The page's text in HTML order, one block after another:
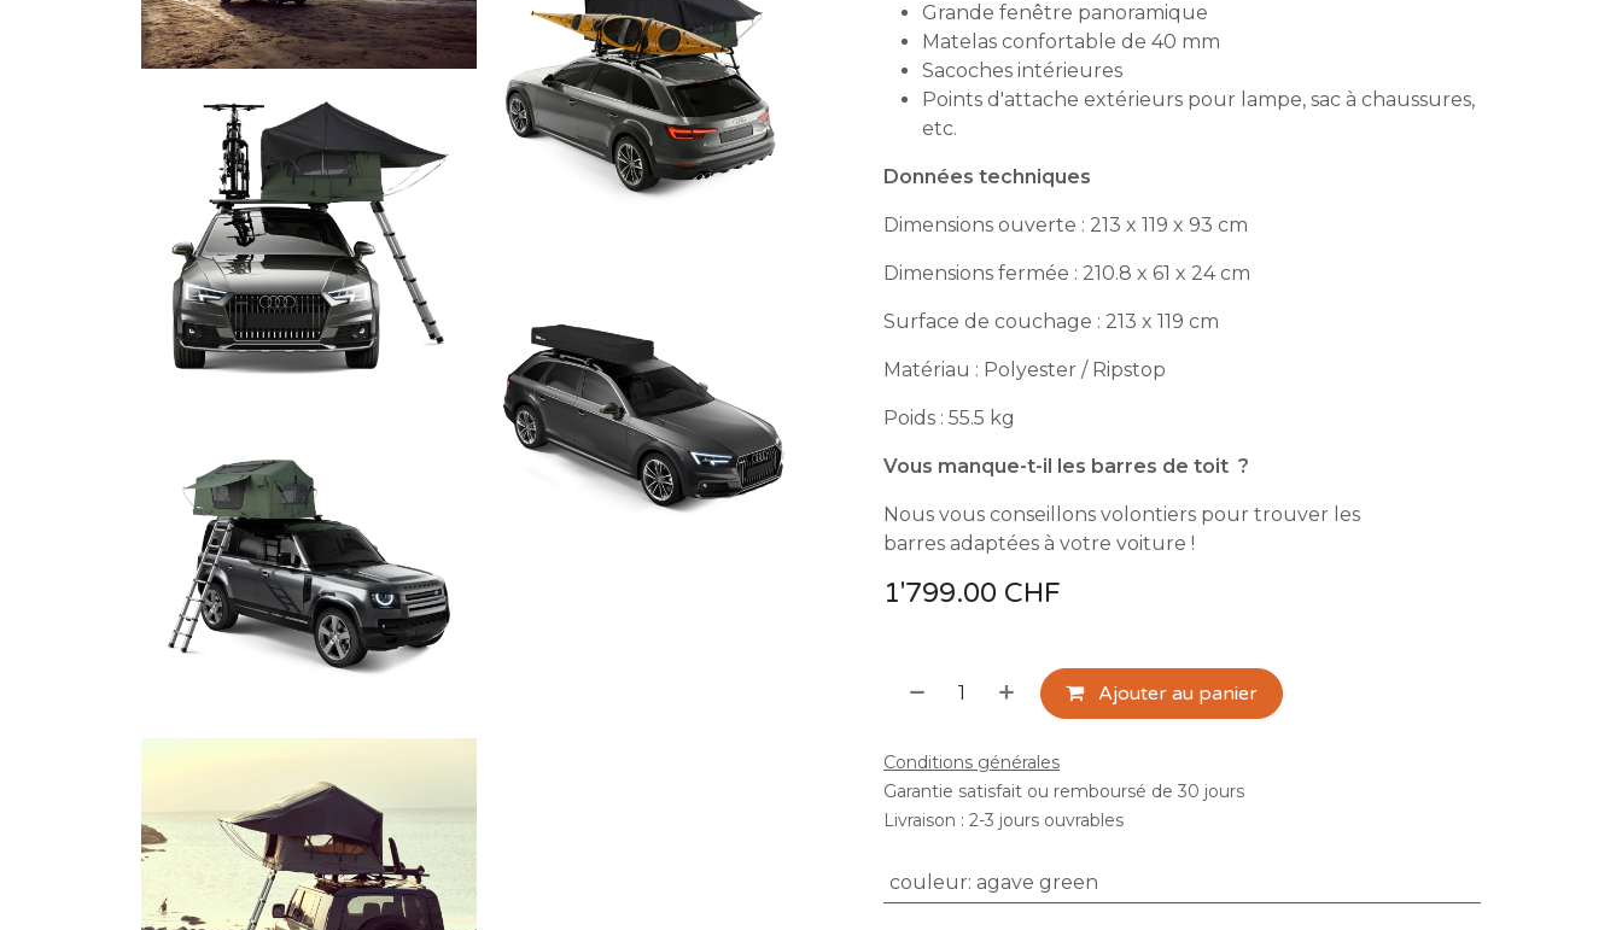
Grande fenêtre panoramique
Matelas confortable de 40 mm
Sacoches intérieures
Points d'attache extérieurs pour lampe, sac à chaussures,
etc.
Données techniques
Dimensions ouverte : 213 x 119 x 93 cm
Dimensions fermée : 210.8 x 61 x 24 cm
Surface de couchage : 213 x 119 cm
Matériau : Polyester / Ripstop
Poids : 55.5 kg
Vous manque-t-il les barres de toit ?
Nous vous conseillons volontiers pour trouver les
barres adaptées à votre voiture !
1'799.00 CHF
Ajouter au panier
Conditions générales
Garantie satisfait ou remboursé de 30 jours
Livraison : 2-3 jours ouvrables
couleur: agave green